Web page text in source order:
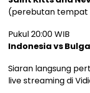
(perebutan tempat
Pukul 20:00 WIB
Indonesia vs
Siaran langsung
live streaming di